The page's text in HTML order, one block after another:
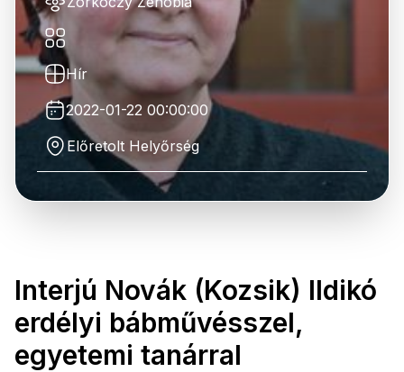
Hír
2022-01-22 00:00:00
Előretolt Helyőrség
Interjú Novák (Kozsik) Ildikó
erdélyi bábművésszel,
egyetemi tanárral